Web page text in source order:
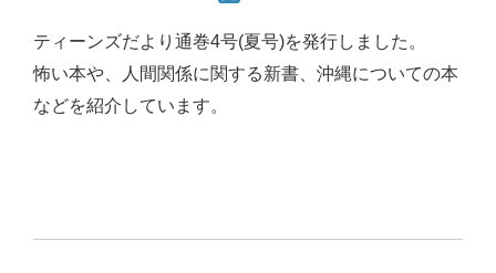
ティーンズだより通巻4号(夏号)を発行しました。
怖い本や、人間関係に関する新書、沖縄についての本
などを紹介しています。